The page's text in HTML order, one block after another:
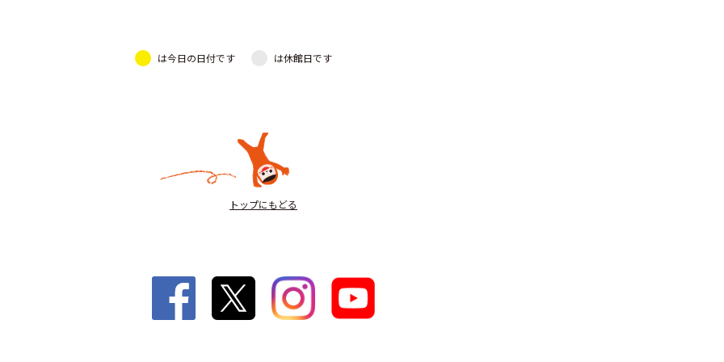
は今日の日付です は休館日です
トップにもどる